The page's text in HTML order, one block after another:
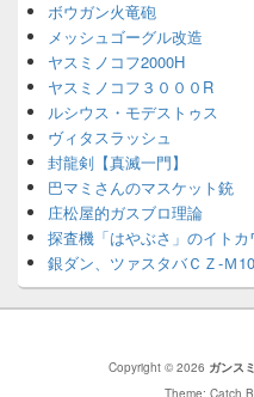
ボウガン火竜砲
メッシュゴーグル改造
ヤスミノコフ2000H
ヤスミノコフ３０００R
ルシウス・モデストゥス
ヴィタスラッシュ
封龍剣【真滅一門】
巴マミさんのマスケット銃
庄松屋的ガスブロ理論
探査機「はやぶさ」のイトカ
銀ダン、ツァスタバＣＺ-Ｍ
Copyright © 2026 ガンス
Theme: Catch